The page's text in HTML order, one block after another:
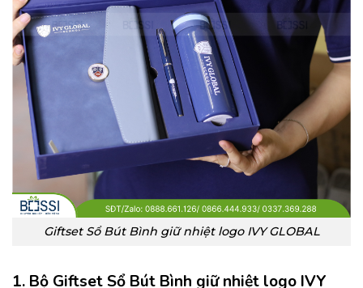
Giftset Sổ Bút Bình giữ nhiệt logo IVY GLOBAL
1. Bộ Giftset Sổ Bút Bình giữ nhiệt logo IVY